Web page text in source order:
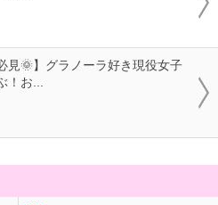
見🌞】グラノーラ好き現役女子
！お...